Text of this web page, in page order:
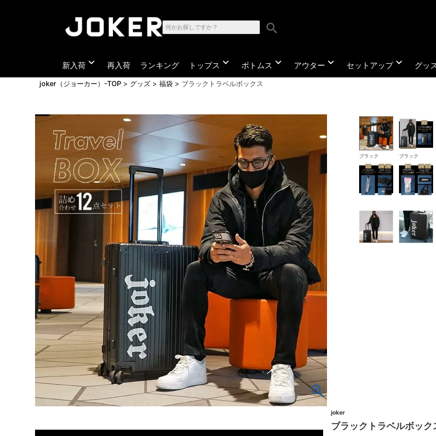
search
新入荷 expand_more 再入荷 ランキング トップス expand_more ボトムス expand_more アウター expand_more セットアップexpand_more グッ
joker（ジョーカー）-TOP グッズ 福袋 ブラックトラベルボックス
ブラック ブラック
joker
ブラックトラベルボック